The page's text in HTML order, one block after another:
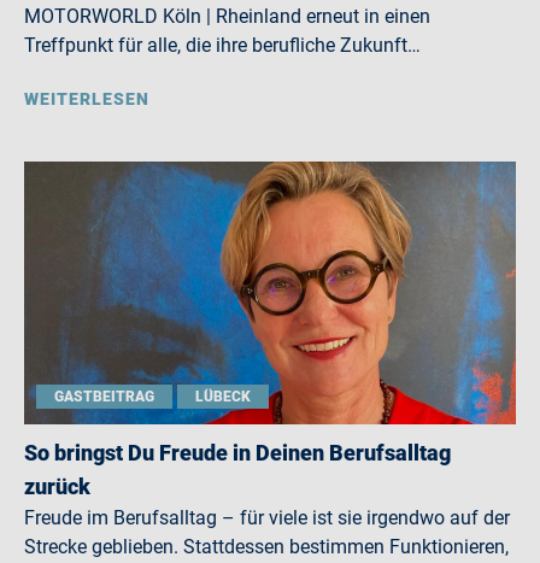
MOTORWORLD Köln | Rheinland erneut in einen
Treffpunkt für alle, die ihre berufliche Zukunft…
WEITERLESEN
GASTBEITRAG LÜBECK
So bringst Du Freude in Deinen Berufsalltag
zurück
Freude im Berufsalltag – für viele ist sie irgendwo auf der
Strecke geblieben. Stattdessen bestimmen Funktionieren,